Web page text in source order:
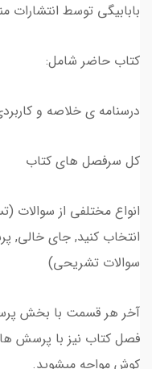
بابابیگی توسط
کتاب حاضر شامل:
درسنامه ی خلاصه و
کل سرفصل های کتاب
انواع مختلفی از سوالات
انتخاب کنید, جای
سوالات تشریحی)
آخر هر قسمت با بخش
فصل کتاب نیز با پرسش
کوش مواجه میشوید.